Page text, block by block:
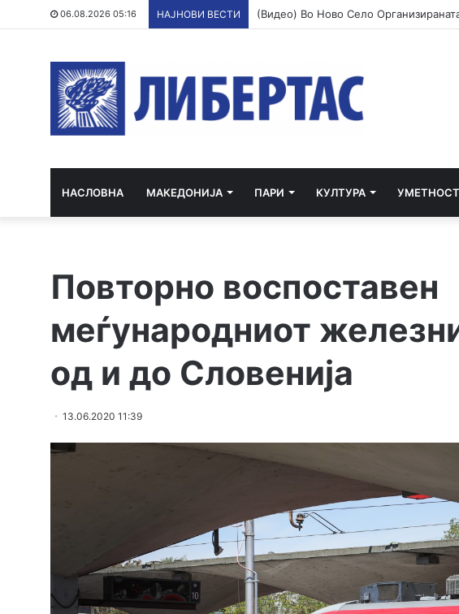
06.08.2026 05:16 НАЈНОВИ ВЕСТИ
НАСЛОВНА МАКЕДОНИЈА ПАРИ КУЛТУРА УМЕТНОСТ
Повторно воспоставен
меѓународниот
од и до Словенија
13.06.2020 11:39